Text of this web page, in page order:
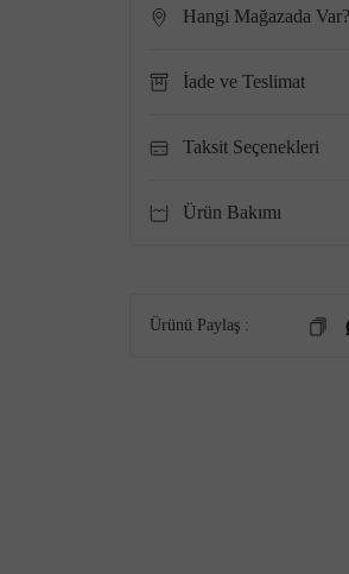
Hangi Mağazada Var?
İade ve Teslimat
Taksit Seçenekleri
Ürün Bakımı
Ürünü Paylaş :